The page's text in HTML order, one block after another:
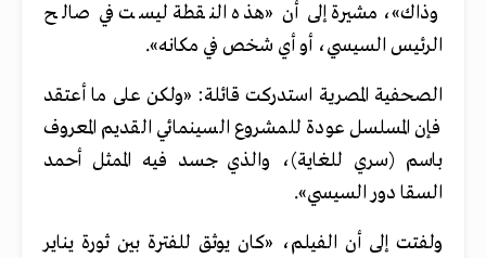
وذاك»، مشيرة إلى أن «هذه النقطة ليست في صالح
الرئيس السيسي، أو أي شخص في مكانه».
الصحفية المصرية استدركت قائلة: «ولكن على ما أعتقد
فإن المسلسل عودة للمشروع السينمائي القديم المعروف
باسم (سري للغاية)، والذي جسد فيه الممثل أحمد
السقا دور السيسي».
ولفتت إلى أن الفيلم، «كان يوثق للفترة بين ثورة يناير